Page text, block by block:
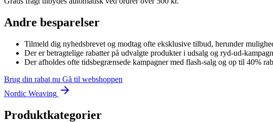
Andre besparelser
Tilmeld dig nyhedsbrevet og modtag ofte eksklusive tilbud, herunder
Der er betragtelige rabatter på udvalgte produkter i udsalg og ryd-ud-
Der afholdes ofte tidsbegrænsede kampagner med flash-salg og op til 40%
Brug din rabat nu Gå til webshoppen
Nordic Weaving
Produktkategorier